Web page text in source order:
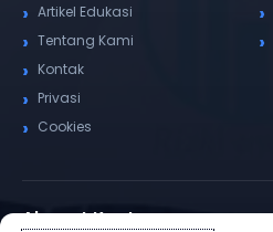
Artikel Edukasi
Tentang Kami
Kontak
Privasi
Cookies
Alamat Kantor